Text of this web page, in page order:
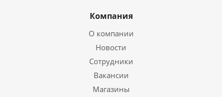
Компания
О компании
Новости
Сотрудники
Вакансии
Магазины